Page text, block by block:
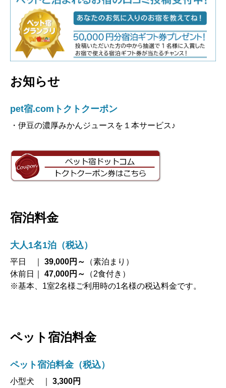
お知らせ
pet宿.comトクトクーポン
・伊豆の濃厚みかんジュースを１本サービス♪
宿泊料金
大人1名1泊（税込）
平日 ｜ 39,000円～
（素泊まり）
休前日｜
47,000円～
（2食付き）
※基本、1室2名様ご利用時の1名様の税込料金です。
ペット宿泊料金
ペット宿泊料金（税込）
小型犬 ｜ 3,300円